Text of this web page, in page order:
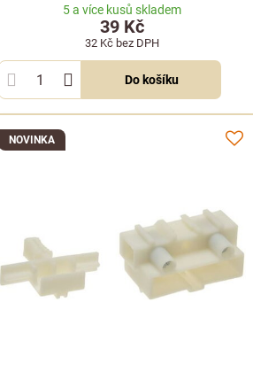
5 a více kusů skladem
39 Kč
32 Kč bez DPH
Do košíku
NOVINKA